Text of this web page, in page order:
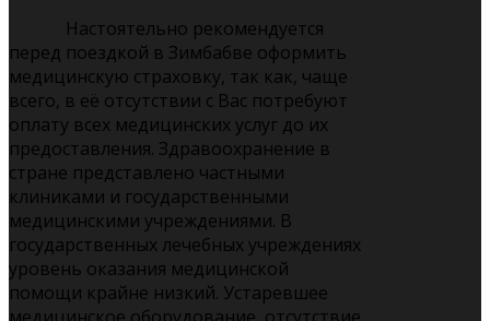
Настоятельно рекомендуется
перед поездкой в Зимбабве оформить
медицинскую страховку, так как, чаще
всего, в её отсутствии с Вас потребуют
оплату всех медицинских услуг до их
предоставления. Здравоохранение в
стране представлено частными
клиниками и государственными
медицинскими учреждениями. В
государственных лечебных учреждениях
уровень оказания медицинской
помощи крайне низкий. Устаревшее